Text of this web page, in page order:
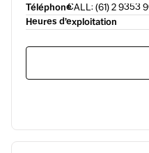
TéléphoneCALL: (61) 2 9353
Heures d’exploitation